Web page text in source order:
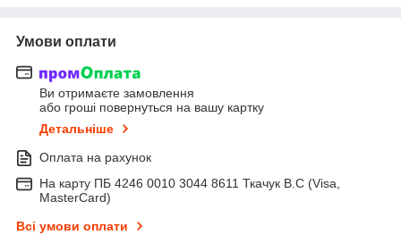
Умови оплати
Ви отримаєте замовлення
або гроші повернуться на вашу картку
Детальніше
Оплата на рахунок
На карту ПБ 4246 0010 3044 8611 Ткачук В.С (Visa,
MasterCard)
Всі умови оплати